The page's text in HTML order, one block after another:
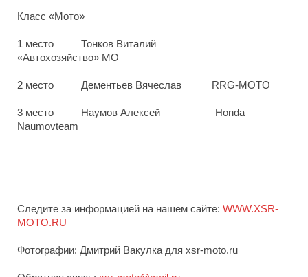
Класс «Мото»
1 место Тонков Виталий
«Автохозяйство» МО
2 место Дементьев Вячеслав RRG-MOTO
3 место Наумов Алексей
Honda
Naumovteam
Следите за информацией на нашем сайте: WWW.XSR-
MOTO.RU
Фотографии: Дмитрий Вакулка для xsr-moto.ru